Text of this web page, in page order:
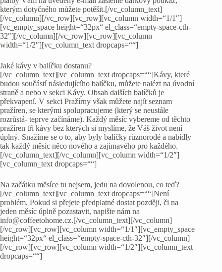
kterým dotyčného můžete potěšit.[/vc_column_text]
[/vc_column][/vc_row][vc_row][vc_column width=“1/1″]
[vc_empty_space height=“32px“ el_class=“empty-space-cth-
32″][/vc_column][/vc_row][vc_row][vc_column
width=“1/2″][vc_column_text dropcaps=““]
Jaké kávy v balíčku dostanu?
[/vc_column_text][vc_column_text dropcaps=““]Kávy, které
budou součástí následujícího balíčku, můžete nalézt na úvodní
straně a nebo v sekci Kávy. Obsah dalších balíčků je
překvapení. V sekci Pražírny však můžete najít seznam
pražíren, se kterými spolupracujeme (který se neustále
rozrůstá- teprve začínáme). Každý měsíc vybereme od těchto
pražíren tři kávy bez kterých si myslíme, že Váš život není
úplný. Snažíme se o to, aby byly balíčky různorodé a nabídly
tak každý měsíc něco nového a zajímavého pro každého.
[/vc_column_text][/vc_column][vc_column width=“1/2″]
[vc_column_text dropcaps=““]
Na začátku měsíce tu nejsem, jedu na dovolenou, co teď?
[/vc_column_text][vc_column_text dropcaps=““]Není
problém. Pokud si přejete předplatné dostat později, či na
jeden měsíc úplně pozastavit, napište nám na
info@coffeetohome.cz.[/vc_column_text][/vc_column]
[/vc_row][vc_row][vc_column width=“1/1″][vc_empty_space
height=“32px“ el_class=“empty-space-cth-32″][/vc_column]
[/vc_row][vc_row][vc_column width=“1/2″][vc_column_text
dropcaps=““]